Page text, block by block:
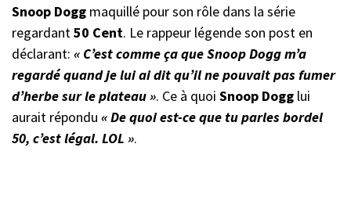
Snoop Dogg maquillé pour son rôle dans la série
regardant 50 Cent. Le rappeur légende son post en
déclarant: « C’est comme ça que Snoop Dogg m’a
regardé quand je lui ai dit qu’il ne pouvait pas fumer
d’herbe sur le plateau ». Ce à quoi Snoop Dogg lui
aurait répondu « De quoi est-ce que tu parles bordel
50, c’est légal. LOL ».